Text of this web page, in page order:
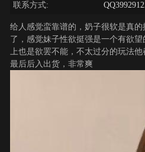
联系方式:
给人感觉蛮靠谱的，奶子很软是真
了，感觉妹子性欲挺强是一个有欲
上也是欲罢不能，不太过分的玩法
最后后入出货，非常爽